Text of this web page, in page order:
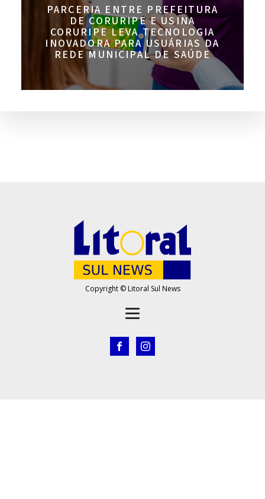
PARCERIA ENTRE PREFEITURA
DE CORURIPE E USINA
CORURIPE LEVA TECNOLOGIA
INOVADORA PARA USUÁRIAS DA
REDE MUNICIPAL DE SAÚDE
Copyright © Litoral Sul News